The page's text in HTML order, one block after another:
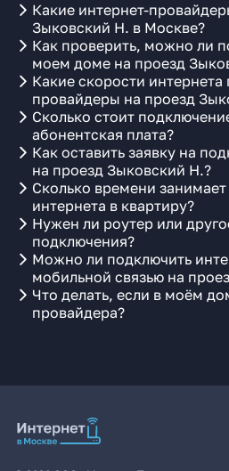
Какие интернет-
Зыковский Н. в Москве?
Как проверить, можно ли
моем доме на проезд
Какие скорости интернета
провайдеры на проезд
Сколько стоит
абонентская плата?
Как оставить заявку на
на проезд Зыковский Н.?
Сколько времени
интернета в квартиру?
Нужен ли роутер или
подключения?
Можно ли подключить
мобильной связью на
Что делать, если в моём
провайдера?